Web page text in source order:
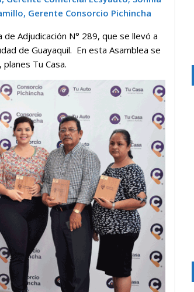
Gerente Consorcio Pichincha
de Adjudicación N° 289, que se llevó a
de Guayaquil. En esta Asamblea se
planes Tu Casa.